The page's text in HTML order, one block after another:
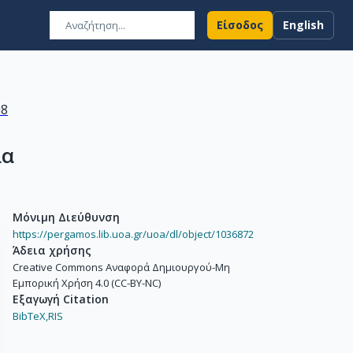
Είσοδος English
Μόνιμη Διεύθυνση
https://pergamos.lib.uoa.gr/uoa/dl/object/1036872
Άδεια χρήσης
Creative Commons Αναφορά Δημιουργού-Μη
Εμπορική Χρήση 4.0 (CC-BY-NC)
Εξαγωγή Citation
BibTeX,RIS